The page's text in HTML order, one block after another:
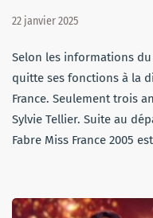
22 janvier 2025
Selon les informations du
quitte ses fonctions à la
France. Seulement trois
Sylvie Tellier. Suite au
Fabre Miss France 2005